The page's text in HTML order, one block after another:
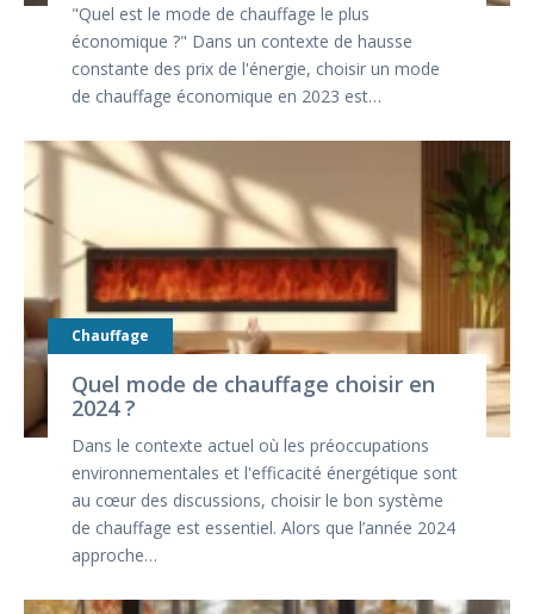
"Quel est le mode de chauffage le plus
économique ?" Dans un contexte de hausse
constante des prix de l'énergie, choisir un mode
de chauffage économique en 2023 est…
Chauffage
Quel mode de chauffage choisir en
2024 ?
Dans le contexte actuel où les préoccupations
environnementales et l'efficacité énergétique sont
au cœur des discussions, choisir le bon système
de chauffage est essentiel. Alors que l’année 2024
approche…